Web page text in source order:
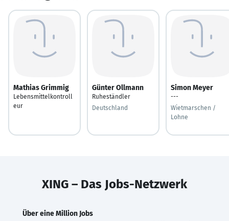
Mathias Grimmig
Lebensmittelkontroll
eur
Günter Ollmann
Ruheständler
Deutschland
Simon Meyer
---
Wietmarschen /
Lohne
XING – Das Jobs-Netzwerk
Über eine Million Jobs